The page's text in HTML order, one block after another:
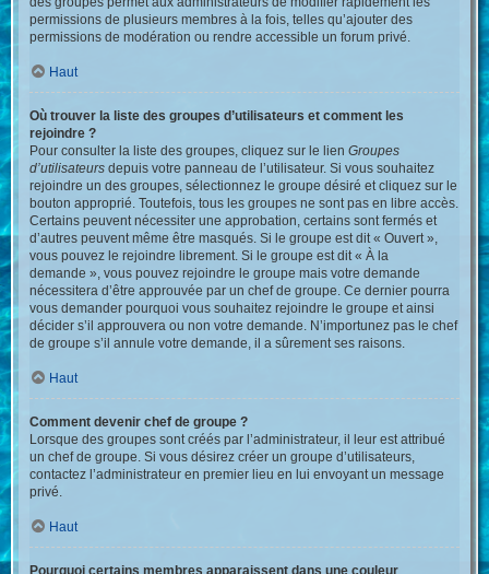
permissions de plusieurs membres à la fois, telles qu’ajouter des
permissions de modération ou rendre accessible un forum privé.
Haut
Où trouver la liste des groupes d’utilisateurs et comment les
rejoindre ?
Pour consulter la liste des groupes, cliquez sur le lienGroupes
d’utilisateurs depuis votre panneau de l’utilisateur. Si vous souhaitez
rejoindre un des groupes, sélectionnez le groupe désiré et cliquez sur le
bouton approprié. Toutefois, tous les groupes ne sont pas en libre accès.
Certains peuvent nécessiter une approbation, certains sont fermés et
d’autres peuvent même être masqués. Si le groupe est dit « Ouvert »,
vous pouvez le rejoindre librement. Si le groupe est dit « À la
demande », vous pouvez rejoindre le groupe mais votre demande
nécessitera d’être approuvée par un chef de groupe. Ce dernier pourra
vous demander pourquoi vous souhaitez rejoindre le groupe et ainsi
décider s’il approuvera ou non votre demande. N’importunez pas le chef
de groupe s’il annule votre demande, il a sûrement ses raisons.
Haut
Comment devenir chef de groupe ?
Lorsque des groupes sont créés par l’administrateur, il leur est attribué
un chef de groupe. Si vous désirez créer un groupe d’utilisateurs,
contactez l’administrateur en premier lieu en lui envoyant un message
privé.
Haut
Pourquoi certains membres apparaissent dans une couleur